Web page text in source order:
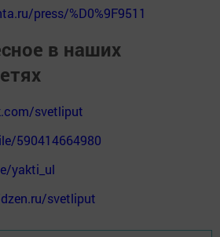
press/%D0%9F9511
в наших
svetliput
590414664980
yakti_ul
svetliput